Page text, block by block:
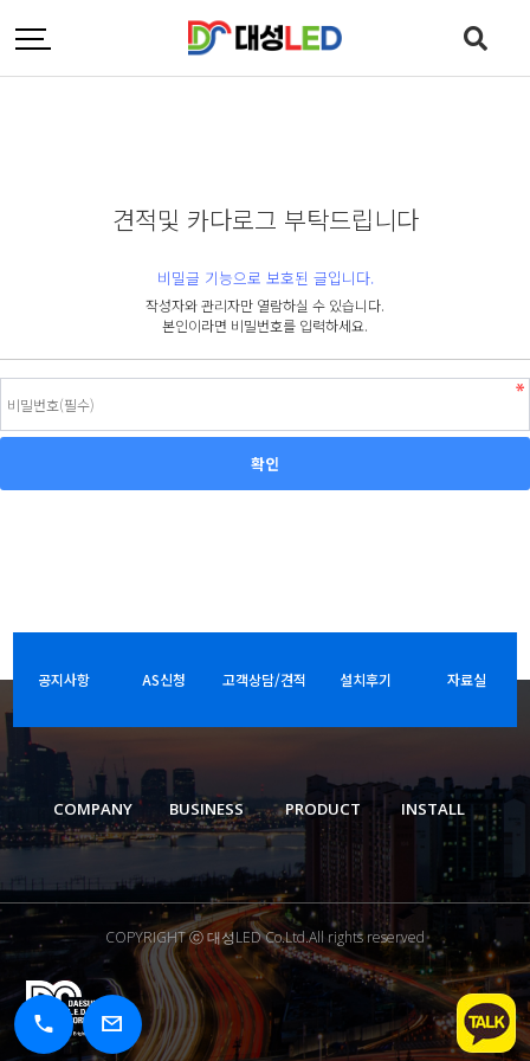
견적및 카다로그 부탁드립니다
비밀글 기능으로 보호된 글입니다.
작성자와 관리자만 열람하실 수 있습니다.
본인이라면 비밀번호를 입력하세요.
공지사항 AS신청 고객상담/견적 설치후기 자료실
COMPANY BUSINESS PRODUCT INSTALL
COPYRIGHT ⓒ 대성LED Co.Ltd.All rights reserved